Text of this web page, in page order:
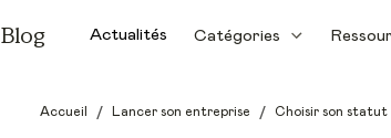
Blog Actualités Catégories
Accueil / Lancer son entreprise / Choisir son statut